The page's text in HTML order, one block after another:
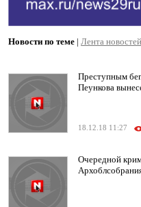
Новости по теме | Лента новостей
Преступным
Пеункова
18.12.18 11:27
Очередной